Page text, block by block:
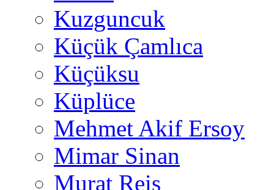
Kuzguncuk
Küçük Çamlıca
Küçüksu
Küplüce
Mehmet Akif Ersoy
Mimar Sinan
Murat Reis